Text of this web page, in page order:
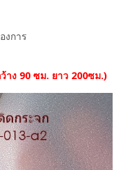
งการ
าง 90 ซม. ยาว 200ซม.)